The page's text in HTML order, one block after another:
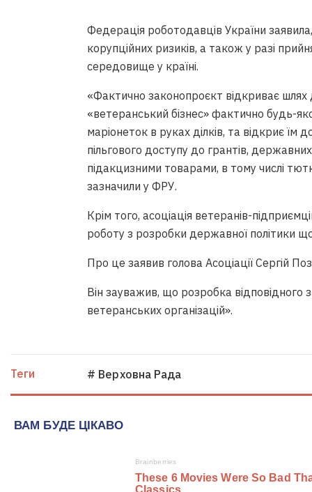
Федерація роботодавців України
корупційних ризиків, а також у разі
середовище у країні.
«Фактично законопроєкт відкриває
«ветеранський бізнес» фактично будь-
маріонеток в руках ділків, та відкриє
пільгового доступу до грантів,
підакцизними товарами, в тому числі
зазначили у ФРУ.
Крім того, асоціація ветеранів-
роботу з розробки державної політики
Про це заявив голова Асоціації Сергій
Він зауважив, що розробка відповідного
ветеранських організацій».
Теги # Верховна Рада